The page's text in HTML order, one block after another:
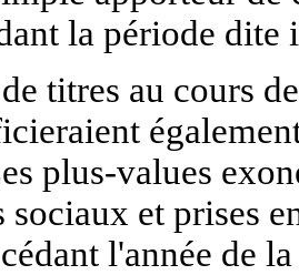
la période dite
titres au cours
plus-values
sociaux et prises
l'année de